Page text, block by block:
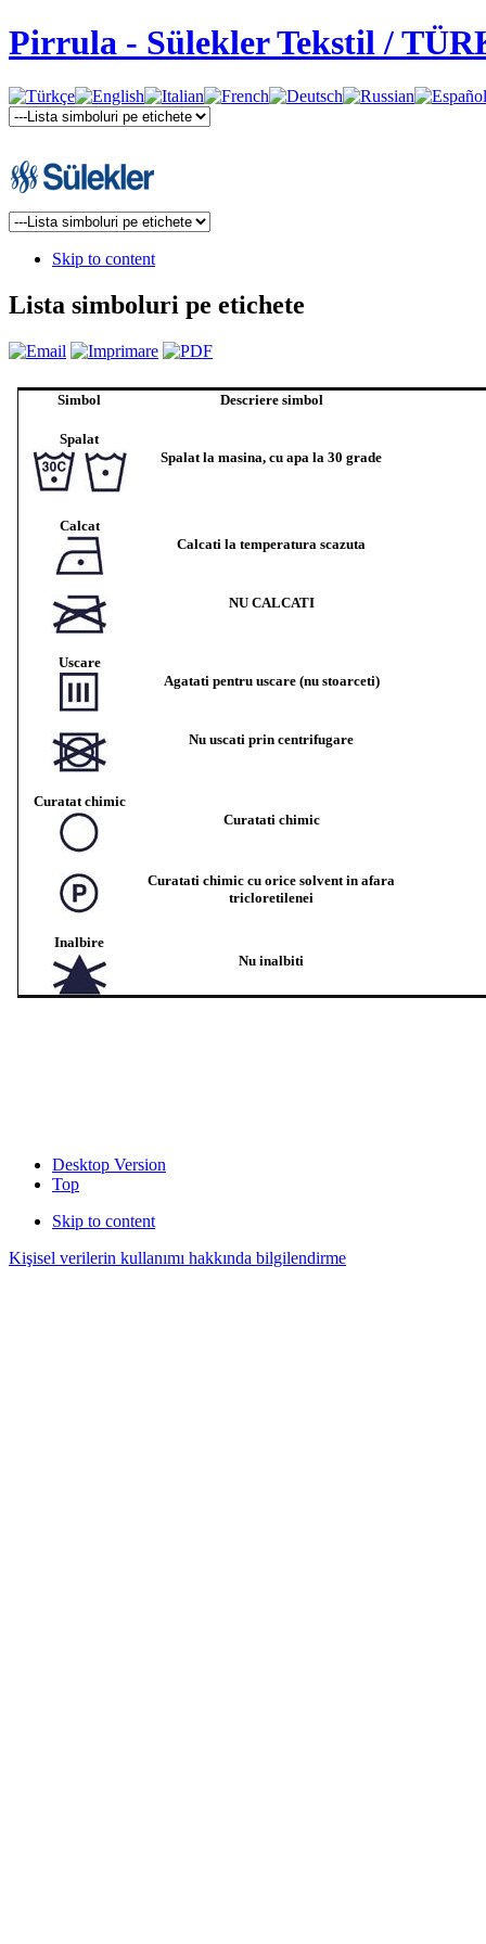
Pirrula - Sülekler Tekstil /
Skip to content
Lista simboluri pe etichete
Desktop Version
Top
Skip to content
Kişisel verilerin kullanımı hakkında bilgilendirme